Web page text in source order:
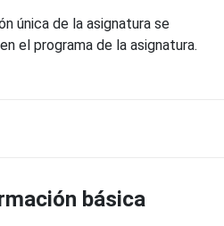
única de la asignatura se
el programa de la asignatura.
básica